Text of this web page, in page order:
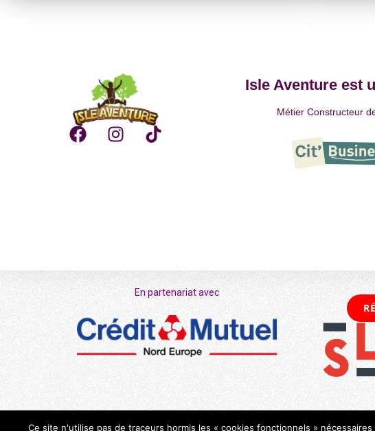
Isle Aventure est
Métier Constructeur
En partenariat avec
Ce site n'utilise pas de traceurs hormis les « cookies fonctionnels »